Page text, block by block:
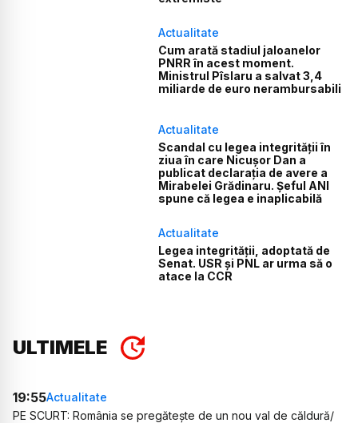
Actualitate
Cum arată stadiul jaloanelor
PNRR în acest moment.
Ministrul Pîslaru a salvat 3,4
miliarde de euro nerambursabili
Actualitate
Scandal cu legea integrității în
ziua în care Nicușor Dan a
publicat declarația de avere a
Mirabelei Grădinaru. Șeful ANI
spune că legea e inaplicabilă
Actualitate
Legea integrității, adoptată de
Senat. USR și PNL ar urma să o
atace la CCR
ULTIMELE
19:55Actualitate
PE SCURT: România se pregătește de un nou val de căldură/